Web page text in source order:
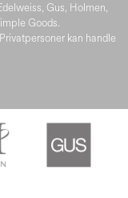
Gus, Holmen,
Goods.
kan handle